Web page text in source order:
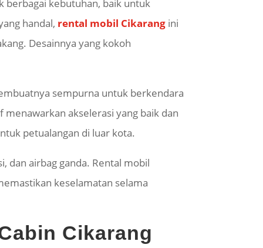
berbagai kebutuhan, baik untuk
handal, rental mobil Cikarang ini
Desainnya yang kokoh
sempurna untuk berkendara
akselerasi yang baik dan
petualangan di luar kota.
dan airbag ganda. Rental mobil
keselamatan selama
Cikarang